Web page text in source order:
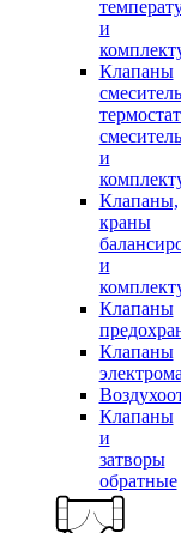
и
Клапаны
и
Клапаны,
краны
и
Клапаны
Клапаны
Клапаны
и
затворы
обратные